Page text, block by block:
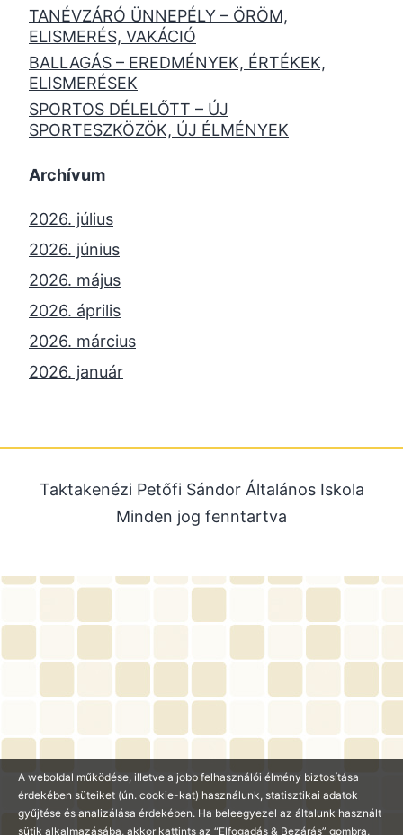
TANÉVZÁRÓ ÜNNEPÉLY – ÖRÖM,
ELISMERÉS, VAKÁCIÓ
BALLAGÁS – EREDMÉNYEK, ÉRTÉKEK,
ELISMERÉSEK
SPORTOS DÉLELŐTT – ÚJ
SPORTESZKÖZÖK, ÚJ ÉLMÉNYEK
Archívum
2026. július
2026. június
2026. május
2026. április
2026. március
2026. január
2025. július
2025. június
2025. április
2025. március
2024. november
2024. október
2024. július
2024. június
2024. május
Taktakenézi Petőfi Sándor Általános Iskola
Minden jog fenntartva
A weboldal működése, illetve a jobb felhasználói élmény biztosítása
érdekében süteiket (ún. cookie-kat) használunk, statisztikai adatok
gyűjtése és analizálása érdekében. Ha beleegyezel az általunk használt
sütik alkalmazásába, akkor kattints az “Elfogadás & Bezárás” gombra,